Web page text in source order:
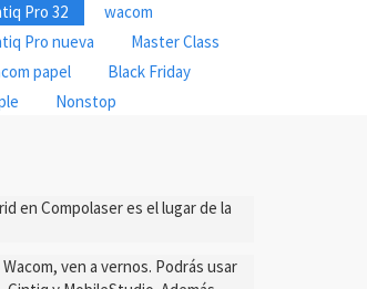
Pro 32
wacom
Pro nueva
Master Class
papel
Black Friday
Nonstop
en Compolaser es el lugar de la
ven a vernos. Podrás usar